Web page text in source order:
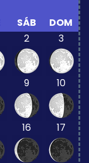
SÁB
DOM
2 3
9 10
16 17